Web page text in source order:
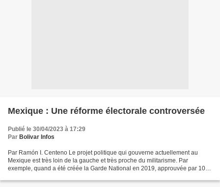
Mexique : Une réforme électorale controversée
Publié le 30/04/2023 à 17:29
Par Bolivar Infos
Par Ramón I. Centeno Le projet politique qui gouverne actuellement au
Mexique est très loin de la gauche et très proche du militarisme. Par
exemple, quand a été créée la Garde National en 2019, approuvée par 100